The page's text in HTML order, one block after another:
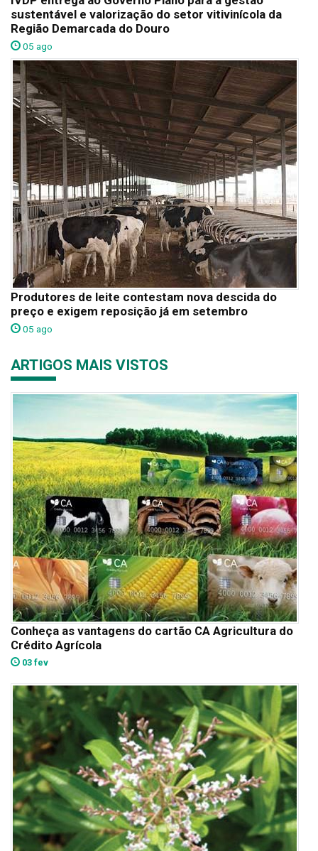
sustentável e valorização do setor vitivinícola da
Região Demarcada do Douro
05 ago
Produtores de leite contestam nova descida do
preço e exigem reposição já em setembro
05 ago
ARTIGOS MAIS VISTOS
Conheça as vantagens do cartão CA Agricultura do
Crédito Agrícola
03 fev